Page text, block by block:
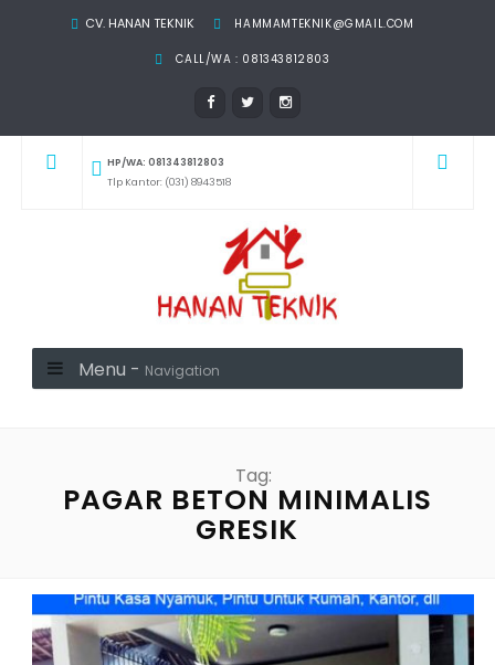
CV. HANAN TEKNIK HAMMAMTEKNIK@GMAIL.COM
CALL/WA : 081343812803
HP/WA: 081343812803
Tlp Kantor: (031) 8943518
Menu - Navigation
Tag:
PAGAR BETON MINIMALIS
GRESIK